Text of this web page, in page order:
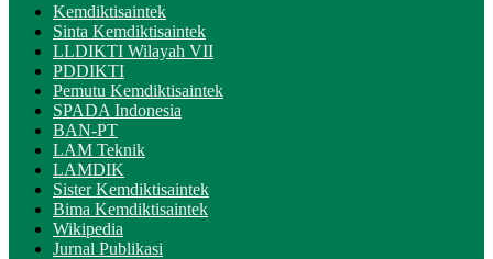
Kemdiktisaintek
Sinta Kemdiktisaintek
LLDIKTI Wilayah VII
PDDIKTI
Pemutu Kemdiktisaintek
SPADA Indonesia
BAN-PT
LAM Teknik
LAMDIK
Sister Kemdiktisaintek
Bima Kemdiktisaintek
Wikipedia
Jurnal Publikasi